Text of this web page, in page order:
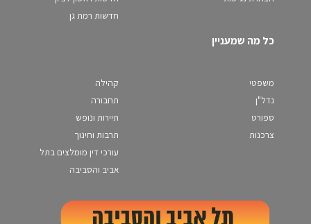
חדשות רמת גן
כל מה שמעניין
משפטי
נדל"ן
ספורט
צרכנות
קהילה
תחבורה
תיירות ונופש
תרבות וחינוך
עורכי דין מומלצים בתל
אביב והסביבה